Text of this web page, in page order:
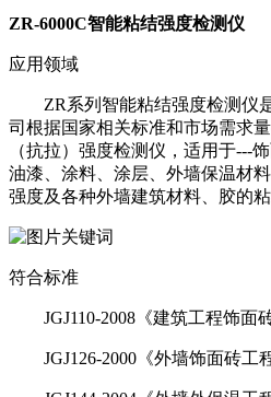
ZR-6000C智能粘结强度检测仪
应用领域
ZR系列智能粘结强度检测仪
司根据国家相关标准和市场需求
（抗拉）强度检测仪，适用于---
油漆、涂料、涂层、外墙保温材
强度及各种外墙建筑材料、胶的粘
符合标准
JGJ110-2008《建筑工程饰面
JGJ126-2000《外墙饰面砖工